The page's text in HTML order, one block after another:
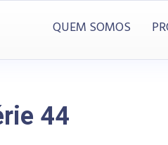
QUEM SOMOS
44